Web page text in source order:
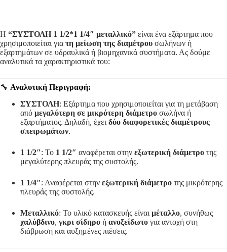
Η “ΣΥΣΤΟΛΗ 1 1/2*1 1/4″ μεταλλικό” είναι ένα εξάρτημα που
χρησιμοποιείται για τη μείωση της διαμέτρου σωλήνων ή
εξαρτημάτων σε υδραυλικά ή βιομηχανικά συστήματα. Ας δούμε
αναλυτικά τα χαρακτηριστικά του:
🔧 Αναλυτική Περιγραφή:
ΣΥΣΤΟΛΗ: Εξάρτημα που χρησιμοποιείται για τη μετάβαση
από μεγαλύτερη σε μικρότερη διάμετρο σωλήνα ή
εξαρτήματος. Δηλαδή, έχει δύο διαφορετικές διαμέτρους
σπειρωμάτων.
1 1/2″: Το 1 1/2″ αναφέρεται στην εξωτερική διάμετρο της
μεγαλύτερης πλευράς της συστολής.
1 1/4″: Αναφέρεται στην εξωτερική διάμετρο της μικρότερης
πλευράς της συστολής.
Μεταλλικό: Το υλικό κατασκευής είναι μέταλλο, συνήθως
χαλύβδινο, γκρι σίδηρο ή ανοξείδωτο για αντοχή στη
διάβρωση και αυξημένες πιέσεις.